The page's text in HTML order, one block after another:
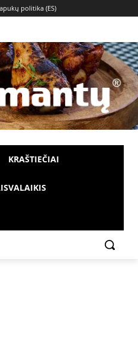
politika (ES)
KRAŠTIEČIAI